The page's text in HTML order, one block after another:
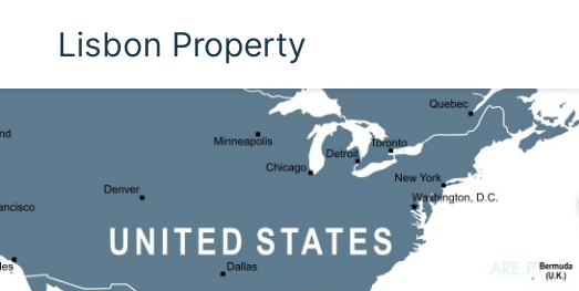
Lisbon Property